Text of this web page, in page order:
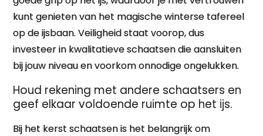
kunt genieten van het magische winterse tafereel
op de ijsbaan. Veiligheid staat voorop, dus
investeer in kwalitatieve schaatsen die aansluiten
bij jouw niveau en voorkom onnodige ongelukken.
Houd rekening met andere schaatsers en
geef elkaar voldoende ruimte op het ijs.
Bij het kerst schaatsen is het belangrijk om